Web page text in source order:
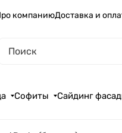
компаниюДоставка и
Софиты Сайдинг